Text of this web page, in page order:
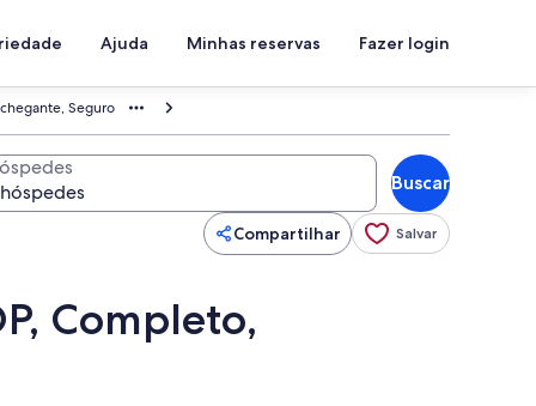
Ajuda Minhas reservas Fazer login
Seguro
Buscar
Compartilhar Salvar
Completo,